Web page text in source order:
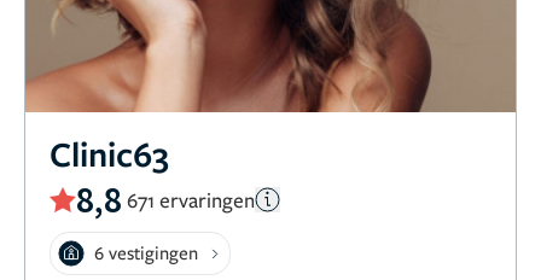
Clinic63
8,8 671 ervaringen
6 vestigingen